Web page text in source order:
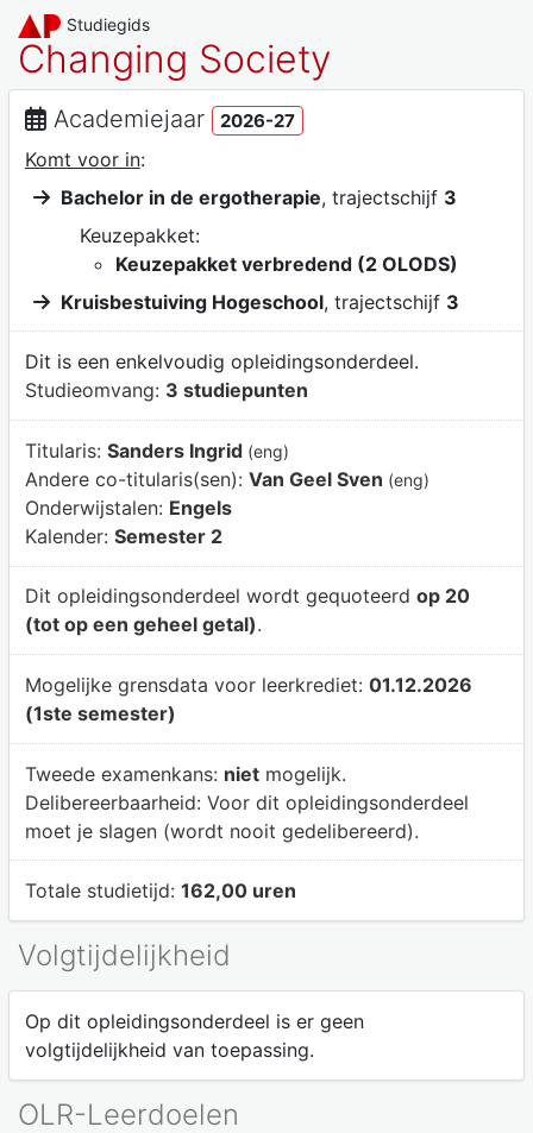
Studiegids
Changing Society
Academiejaar 2026-27
Komt voor in:
Bachelor in de ergotherapie, trajectschijf 3
Keuzepakket:
Keuzepakket verbredend (2 OLODS)
Kruisbestuiving Hogeschool, trajectschijf 3
Dit is een enkelvoudig opleidingsonderdeel.
Studieomvang: 3 studiepunten
Titularis: Sanders Ingrid (eng)
Andere co-titularis(sen): Van Geel Sven (eng)
Onderwijstalen: Engels
Kalender: Semester 2
Dit opleidingsonderdeel wordt gequoteerd op 20
(tot op een geheel getal).
Mogelijke grensdata voor leerkrediet: 01.12.2026
(1ste semester)
Tweede examenkans: nietmogelijk.
Delibereerbaarheid: Voor dit opleidingsonderdeel
moet je slagen (wordt nooit gedelibereerd).
Totale studietijd: 162,00 uren
Volgtijdelijkheid
Op dit opleidingsonderdeel is er geen
volgtijdelijkheid van toepassing.
OLR-Leerdoelen